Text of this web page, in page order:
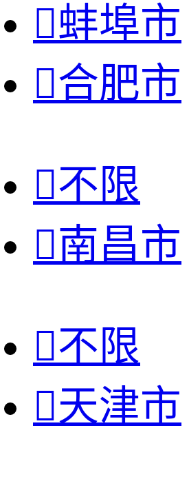
蚌埠市
合肥市
不限
南昌市
不限
天津市